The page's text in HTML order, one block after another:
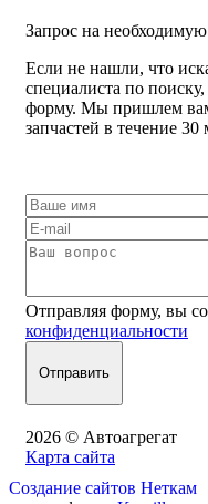
Запрос на необходимую
Если не нашли, что
специалиста по
форму. Мы пришлем
запчастей в течение 30
Отправляя форму, вы
конфиденциальности
2026 © Автоагрегат
Карта сайта
Создание сайтов Неткам